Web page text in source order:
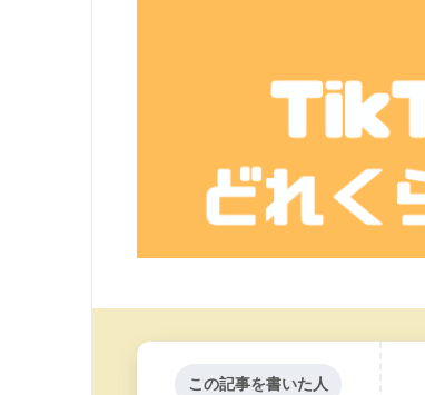
この記事を書いた人